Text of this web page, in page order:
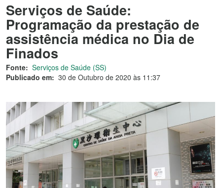
Serviços de Saúde:
Programação da prestação de
assistência médica no Dia de
Finados
Fonte: Serviços de Saúde (SS)
Publicado em: 30 de Outubro de 2020 às 11:37